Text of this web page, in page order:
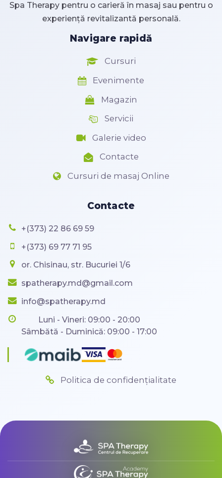
Spa Therapy pentru o carieră în masaj sau pentru o
experiență revitalizantă personală.
Navigare rapidă
Cursuri
Evenimente
Magazin
Servicii
Galerie video
Contacte
Cursuri de masaj Online
Contacte
+(373) 22 86 69 59
+(373) 69 77 71 95
or. Chisinau, str. Bucuriei 1/6
spatherapy.md@gmail.com
info@spatherapy.md
Luni - Vineri: 09:00 - 20:00
Sâmbătă - Duminică: 09:00 - 17:00
Politica de confidențialitate